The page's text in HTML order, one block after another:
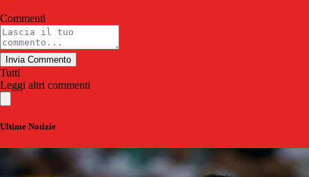
Commenti
Invia Commento
Tutti
Leggi altri commenti
Ultime Notizie